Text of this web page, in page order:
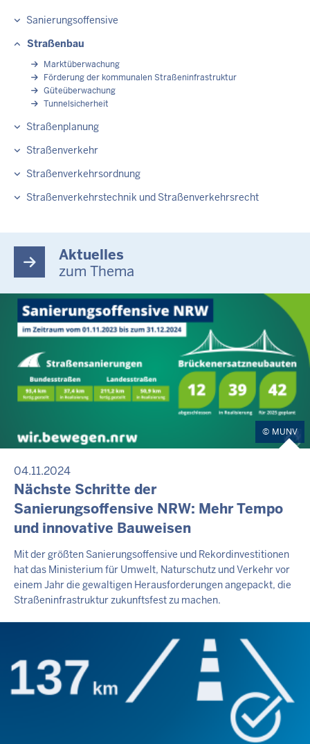
Sanierungsoffensive
Straßenbau
Marktüberwachung
Förderung der kommunalen Straßeninfrastruktur
Güteüberwachung
Tunnelsicherheit
Straßenplanung
Straßenverkehr
Straßenverkehrsordnung
Straßenverkehrstechnik und Straßenverkehrsrecht
Aktuelles
zum Thema
MUNV
04.11.2024
Nächste Schritte der
Sanierungsoffensive NRW: Mehr Tempo
und innovative Bauweisen
Mit der größten Sanierungsoffensive und Rekordinvestitionen
hat das Ministerium für Umwelt, Naturschutz und Verkehr vor
einem Jahr die gewaltigen Herausforderungen angepackt, die
Straßeninfrastruktur zukunftsfest zu machen.